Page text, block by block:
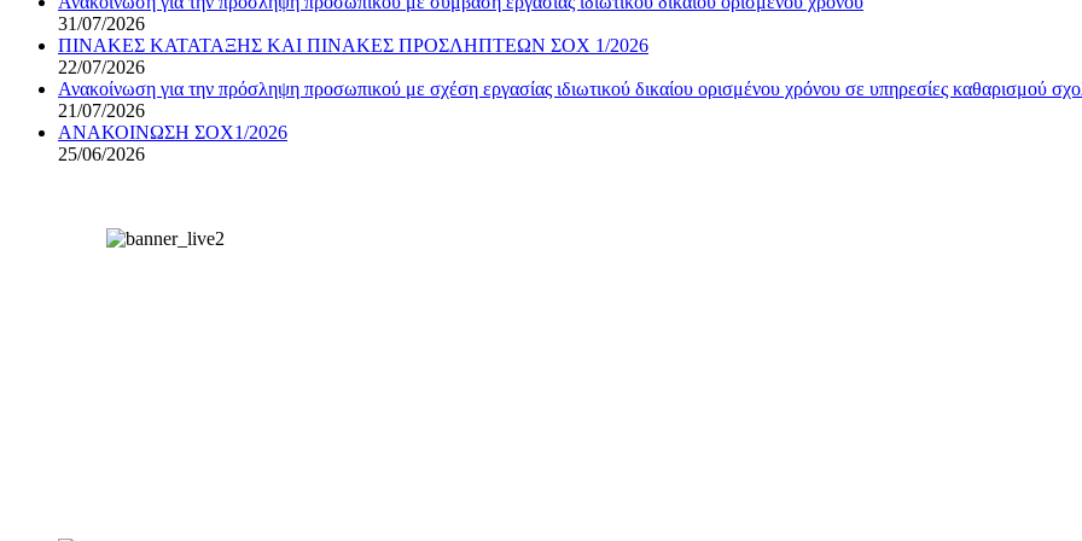
31/07/2026
ΠΙΝΑΚΕΣ ΚΑΤΑΤΑΞΗΣ ΚΑΙ ΠΙΝΑΚΕΣ ΠΡΟΣΛΗΠΤΕΩΝ ΣΟΧ 1/2026
22/07/2026
Ανακοίνωση για την πρόσληψη προσωπικού με σχέση εργασίας ιδιωτικού δικαίου ορισμένου χρόνου σε υπηρεσίες καθαρισμού
21/07/2026
ΑΝΑΚΟΙΝΩΣΗ ΣΟΧ1/2026
25/06/2026